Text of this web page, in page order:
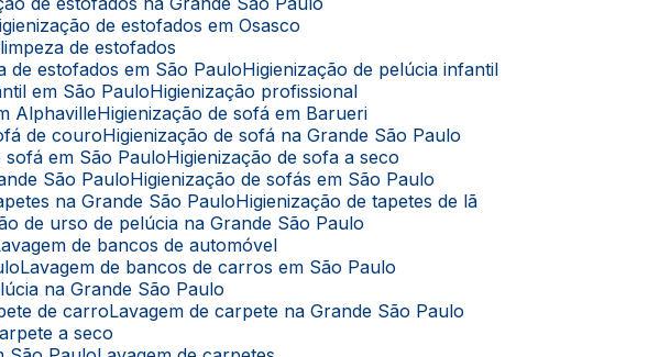
Higienização de estofados em Osasco
limpeza de estofados
de estofados em São Paulo
Higienização de pelúcia infantil
em São Paulo
Higienização profissional
Alphaville
Higienização de sofá em Barueri
de couro
Higienização de sofá na Grande São Paulo
sofá em São Paulo
Higienização de sofa a seco
São Paulo
Higienização de sofás em São Paulo
na Grande São Paulo
Higienização de tapetes de lã
de urso de pelúcia na Grande São Paulo
Lavagem de bancos de automóvel
Lavagem de bancos de carros em São Paulo
na Grande São Paulo
de carro Lavagem de carpete na Grande São Paulo
a seco